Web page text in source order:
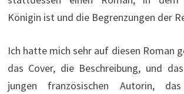
Königin ist und die Begrenzungen der
Ich hatte mich sehr auf diesen Roman
das Cover, die Beschreibung, und
jungen französischen Autorin,